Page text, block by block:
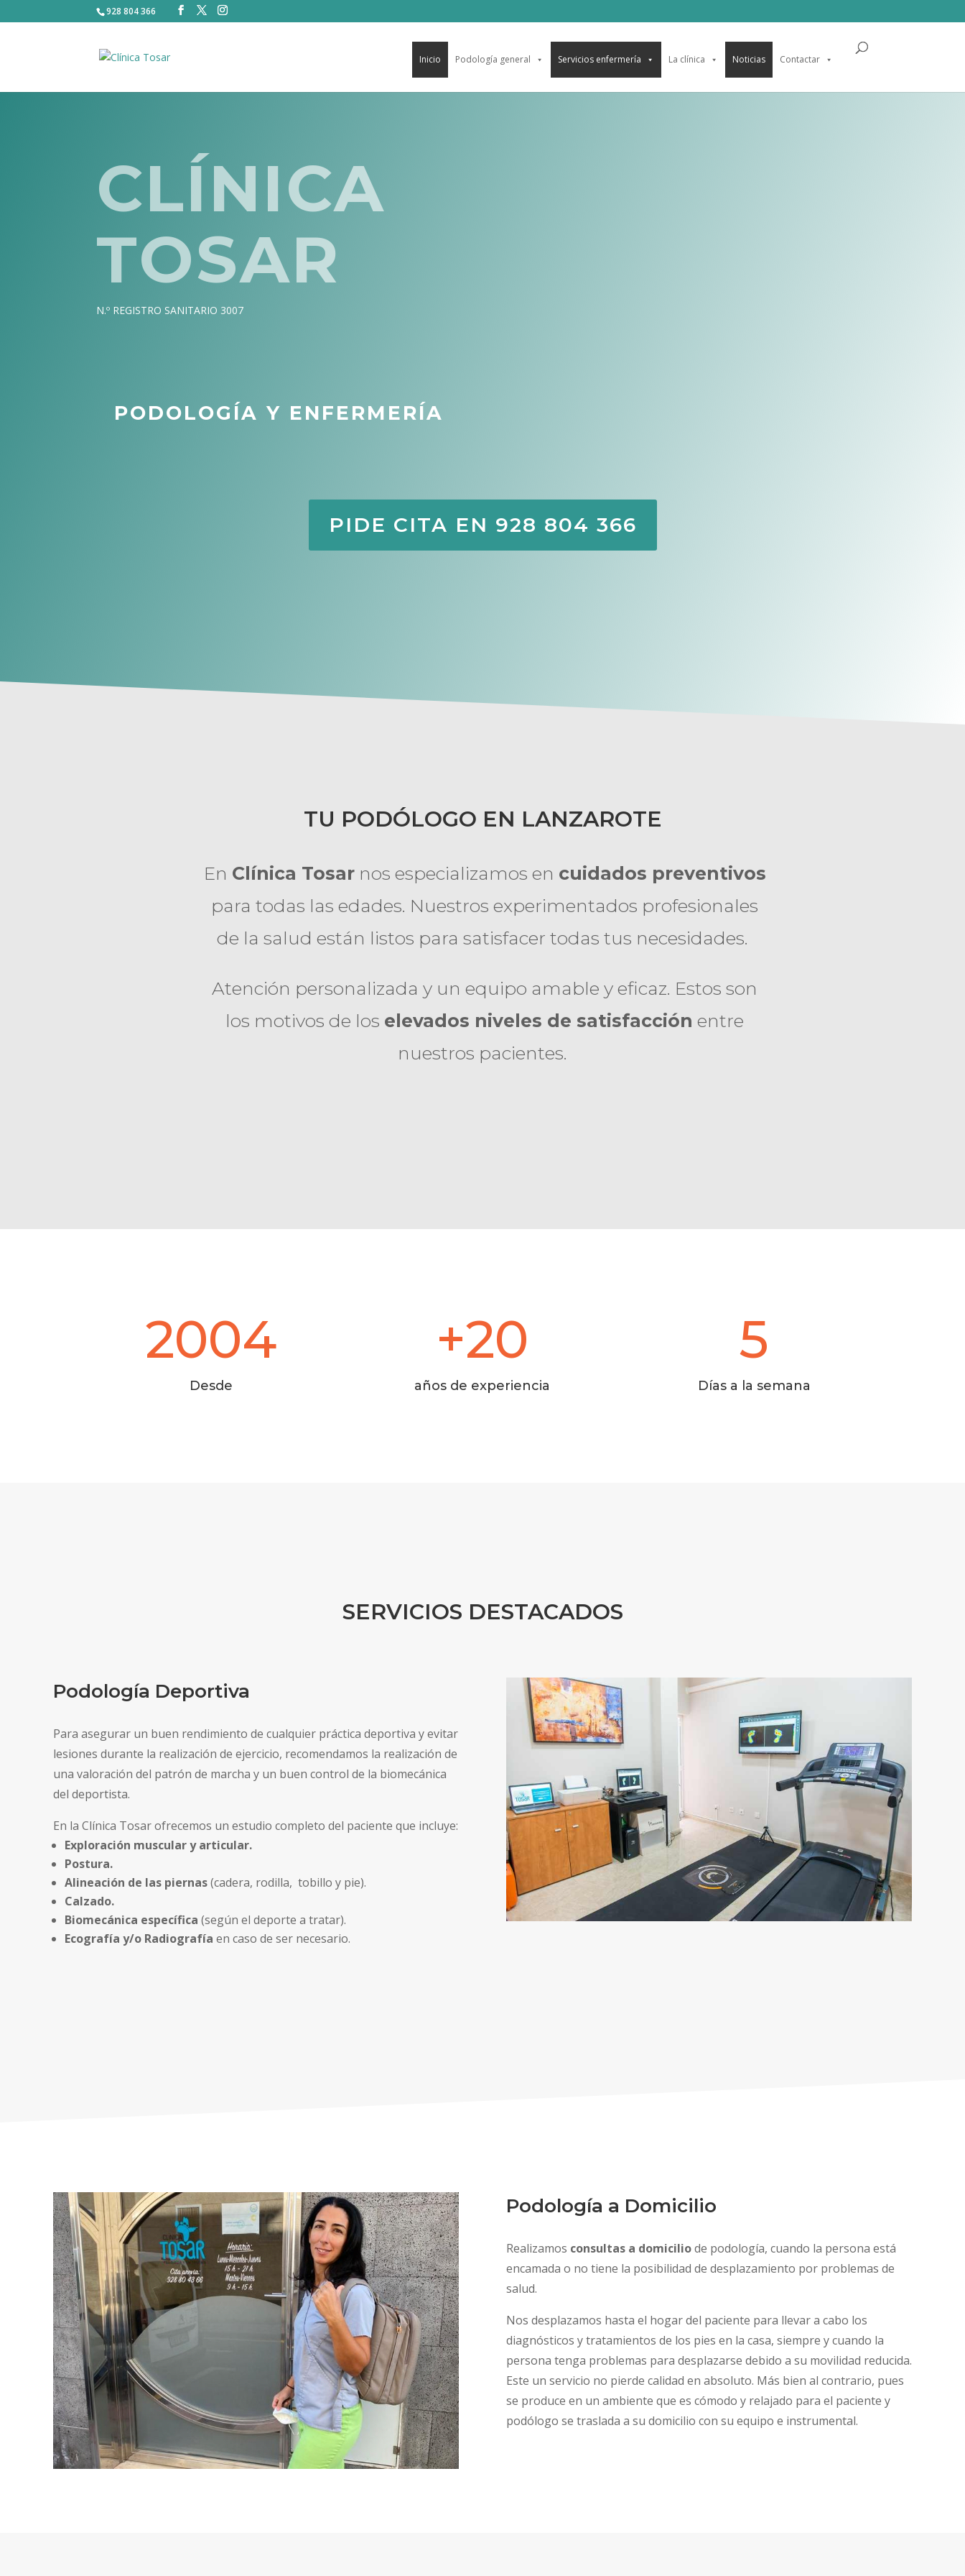
928 804 366
Inicio Podología general Servicios enfermería La clínica Noticias Contactar
CLÍNICA
TOSAR
N.º REGISTRO SANITARIO 3007
PODOLOGÍA Y ENFERMERÍA
PIDE CITA EN 928 804 366
TU PODÓLOGO EN LANZAROTE
En Clínica Tosarnos especializamos en cuidados preventivos
para todas las edades. Nuestros experimentados profesionales
de la salud están listos para satisfacer todas tus necesidades.
Atención personalizada y un equipo amable y eficaz. Estos son
los motivos de los elevados niveles de satisfacción entre
nuestros pacientes.
2004
Desde
+20
años de experiencia
5
Días a la semana
SERVICIOS DESTACADOS
Podología Deportiva
Para asegurar un buen rendimiento de cualquier práctica deportiva y evitar
lesiones durante la realización de ejercicio, recomendamos la realización de
una valoración del patrón de marcha y un buen control de la biomecánica
del deportista.
En la Clínica Tosar ofrecemos un estudio completo del paciente que incluye:
Exploración muscular y articular.
Postura.
Alineación de las piernas(cadera, rodilla, tobillo y pie).
Calzado.
Biomecánica específica (según el deporte a tratar).
Ecografía y/o Radiografía en caso de ser necesario.
Podología a Domicilio
Realizamos consultas a domiciliode podología, cuando la persona está
encamada o no tiene la posibilidad de desplazamiento por problemas de
salud.
Nos desplazamos hasta el hogar del paciente para llevar a cabo los
diagnósticos y tratamientos de los pies en la casa, siempre y cuando la
persona tenga problemas para desplazarse debido a su movilidad reducida.
Este un servicio no pierde calidad en absoluto. Más bien al contrario, pues
se produce en un ambiente que es cómodo y relajado para el paciente y
podólogo se traslada a su domicilio con su equipo e instrumental.